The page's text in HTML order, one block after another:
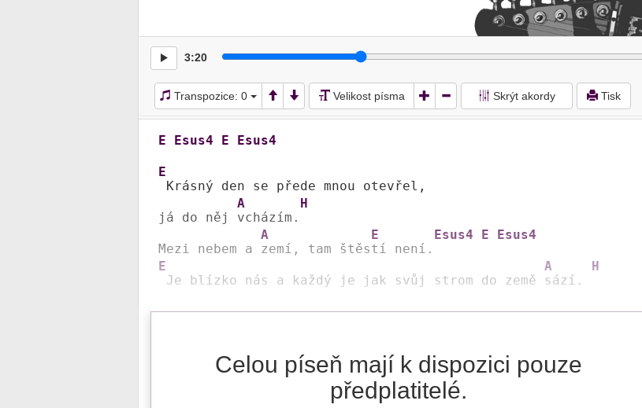
3:20
Transpozice: 0 Velikost písma Skrýt akordy Tisk
E Esus4 E Esus4
E
Krásný den se přede mnou otevřel,
já do něj
A
vcházím.
H
Mezi nebem a
A
zemí, tam štěs
E
tí není.
Esus4 E Esus4
E
Je blízko nás a každý je jak svůj strom do země
A
sází.
H
Celou píseň mají k dispozici pouze
předplatitelé.